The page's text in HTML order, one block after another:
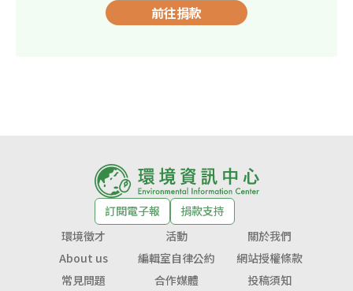
前往捐款
訂閱電子報
捐款支持
環境徵才
活動
關於我們
About us
編輯室自律公約
網站授權條款
常見問題
合作媒體 投稿須知